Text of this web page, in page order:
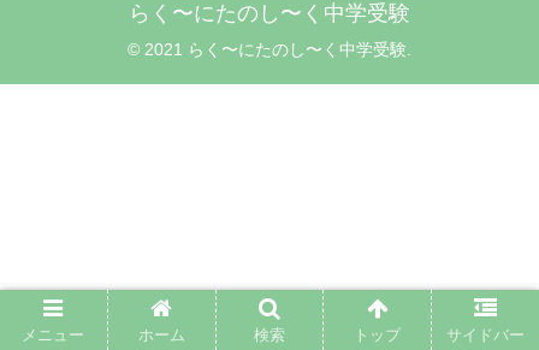
らく〜にたのし〜く中学受験
© 2021 らく〜にたのし〜く中学受験.
メニュー ホーム 検索 トップ サイドバー